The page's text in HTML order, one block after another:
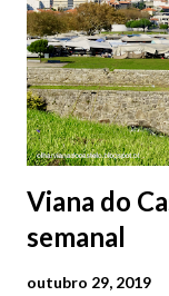
Viana do
semanal
outubro 29, 2019